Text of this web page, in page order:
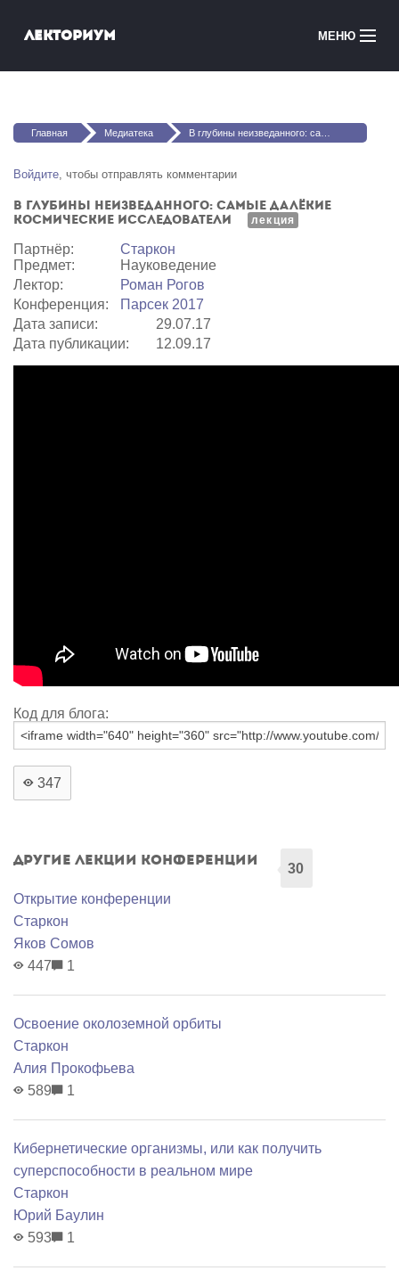
Лекториум МЕНЮ
Медиатека
Courses in English
Вы здесь
Главная Медиатека В глубины неизведанного: самые далёкие космические исследователи
Войдите, чтобы отправлять комментарии
В глубины неизведанного: самые далёкие
космические исследователи
лекция
Партнёр:
Старкон
Предмет:
Науковедение
Лектор:
Роман Рогов
Конференция:
Парсек 2017
Дата записи:
29.07.17
Дата публикации:
12.09.17
Код для блога:
347
Другие лекции конференции
30
Открытие конференции
Старкон
Яков Сомов
447
1
Освоение околоземной орбиты
Старкон
Алия Прокофьева
589
1
Кибернетические организмы, или как получить
суперспособности в реальном мире
Старкон
Юрий Баулин
593
1